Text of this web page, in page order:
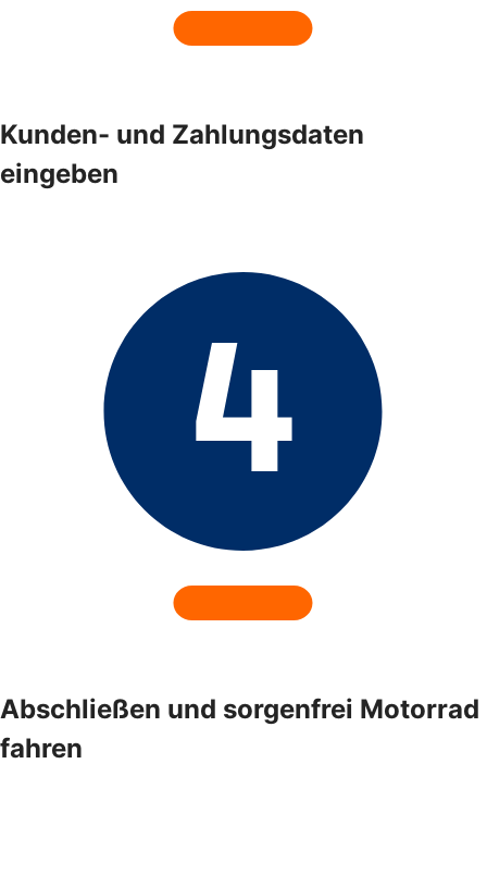
Kunden- und Zahlungsdaten
eingeben
Abschließen und sorgenfrei Motorrad
fahren